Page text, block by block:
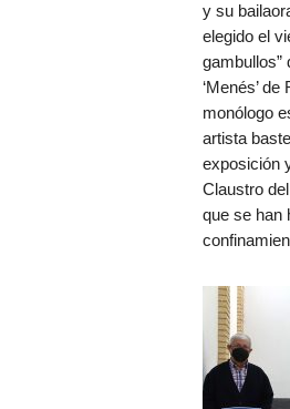
y su
elegido el
gambullos”
‘Menés’
monólogo
artista
exposición
Claustro
que se han